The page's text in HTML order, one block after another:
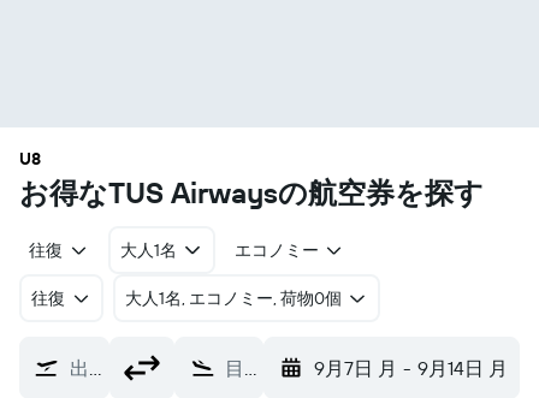
U8
お得なTUS Airways​の航空券を探す
往復 大人1名 エコノミー
往復 ​大人1名, エコノミー, 荷物0個
出発地 目的地 9月7日 月 - 9月14日 月